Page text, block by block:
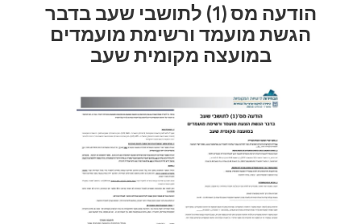
הודעה מס (1) לתושבי שעב בדבר
הגשת מועמד ורשימת מועמדים
במועצה מקומית שעב